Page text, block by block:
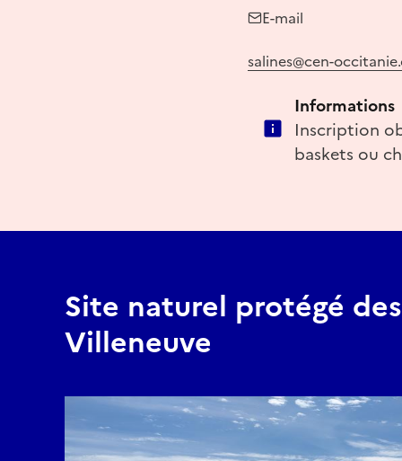
E-mail
salines@cen-
Informations
Inscription
baskets ou
Site naturel protégé
Villeneuve